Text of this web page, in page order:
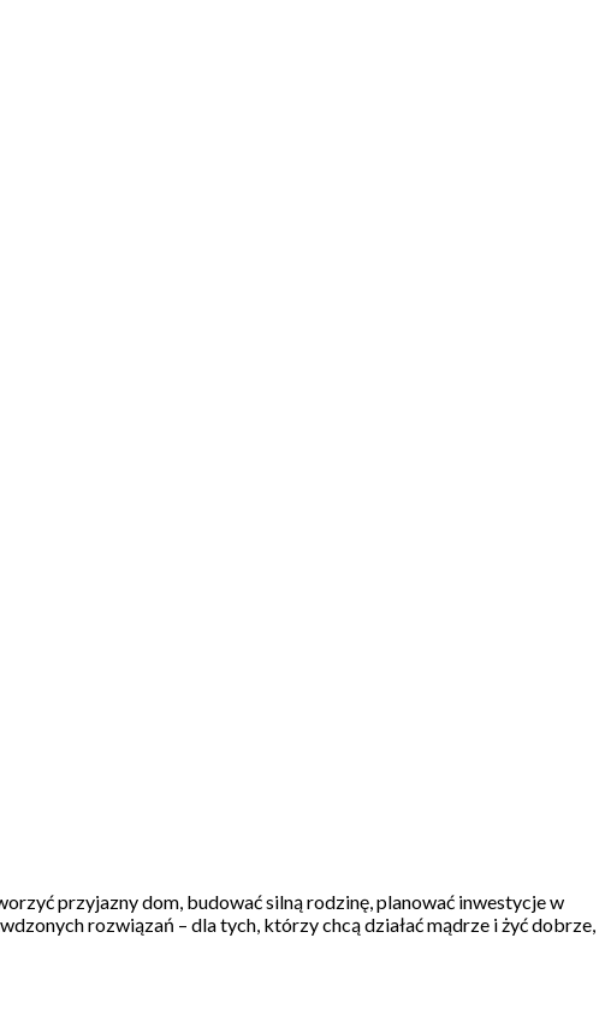
przyjazny dom, budować silną rodzinę, planować inwestycje w
rozwiązań – dla tych, którzy chcą działać mądrze i żyć dobrze,